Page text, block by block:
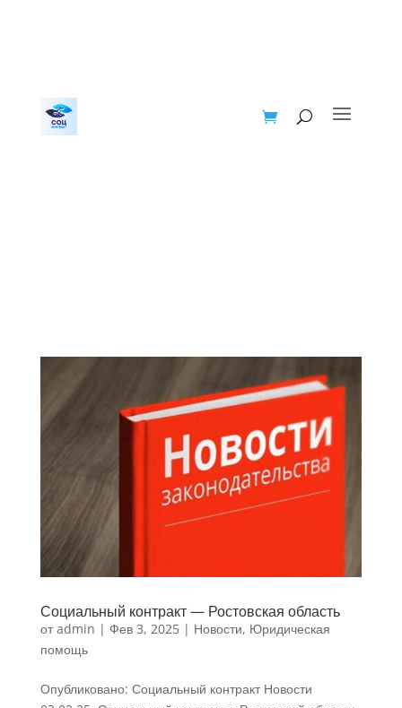
Социальный контракт — Ростовская область
отadmin | Фев 3, 2025| Новости, Юридическая
помощь
Опубликовано: Социальный контракт Новости